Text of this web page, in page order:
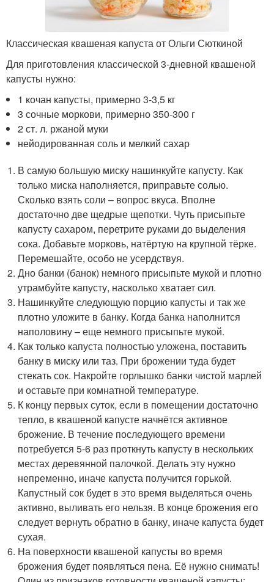
Классическая квашеная капуста от Ольги Сюткиной
Для приготовления классической 3-дневной квашеной
капусты нужно:
1 кочан капусты, примерно 3-3,5 кг
3 сочные моркови, примерно 350-300 г
2 ст. л. ржаной муки
нейодированная соль и мелкий сахар
В самую большую миску нашинкуйте капусту. Как
только миска наполняется, приправьте солью.
Сколько взять соли – вопрос вкуса. Вполне
достаточно две щедрые щепотки. Чуть присыпьте
капусту сахаром, перетрите руками до выделения
сока. Добавьте морковь, натёртую на крупной тёрке.
Перемешайте, особо не усердствуя.
Дно банки (банок) немного присыпьте мукой и плотно
утрамбуйте капусту, насколько хватает сил.
Нашинкуйте следующую порцию капусты и так же
плотно уложите в банку. Когда банка наполнится
наполовину – еще немного присыпьте мукой.
Как только капуста полностью уложена, поставить
банку в миску или таз. При брожении туда будет
стекать сок. Накройте горлышко банки чистой марлей
и оставьте при комнатной температуре.
К концу первых суток, если в помещении достаточно
тепло, в квашеной капусте начнётся активное
брожение. В течение последующего времени
потребуется 5-6 раз проткнуть капусту в нескольких
местах деревянной палочкой. Делать эту нужно
непременно, иначе капуста получится горькой.
Капустный сок будет в это время выделяться очень
активно, выливать его нельзя. В конце брожения его
следует вернуть обратно в банку, иначе капуста будет
сухая.
На поверхности квашеной капусты во время
брожения будет появляться пена. Её нужно снимать!